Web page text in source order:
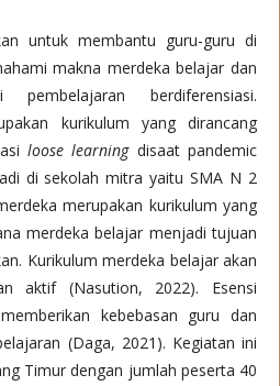
untuk membantu guru-guru di
makna merdeka belajar dan
pembelajaran berdiferensiasi.
kurikulum yang dirancang
loose learningdisaat pandemic
di sekolah mitra yaitu SMA N 2
merupakan kurikulum yang
merdeka belajar menjadi tujuan
Kurikulum merdeka belajar akan
aktif (Nasution, 2022). Esensi
kebebasan guru dan
(Daga, 2021). Kegiatan ini
Timur dengan jumlah peserta 40